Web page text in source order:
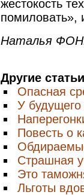
жестокость
помиловать»,
Наталья
Другие
Опасная
У будущего
Повесть о
Страшная
Это
Льготы